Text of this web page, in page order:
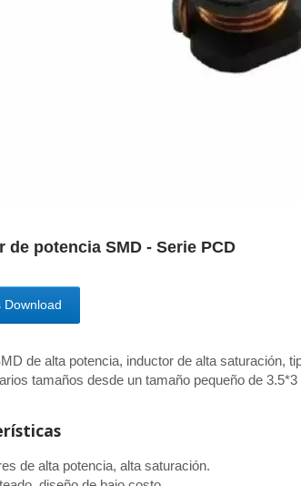
de potencia SMD - Serie PCD
Download
de alta potencia, inductor de alta saturación,
tamaños desde un tamaño pequeño de
de alta potencia, alta saturación.